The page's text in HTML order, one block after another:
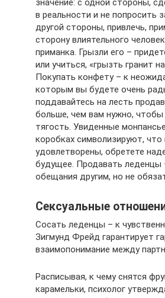
в реальности и не попросить
другой стороны, привлечь,
сторону влиятельного
приманка. Грызли его –
или учиться, «грызть гранит
Покупать конфету – к
которым вы будете очень
поддавайтесь на лесть
больше, чем вам нужно, чтобы
тягость. Увиденные
коробках символизируют, что
удовлетворены, обретете
будущее. Продавать леденцы
обещания другим, но не
Сексуальные
Сосать леденцы – к
Зигмунд Фрейд гарантирует
взаимопонимание между
Расписывая, к чему снятся
карамельки, психолог